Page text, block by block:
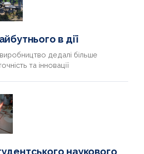
в дії
дедалі більше
та інновації
наукового